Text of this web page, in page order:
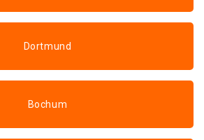
Dortmund
Bochum